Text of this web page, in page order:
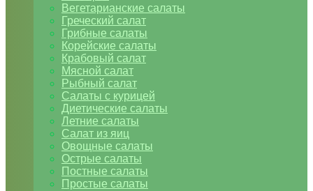
Вегетарианские салаты
Греческий салат
Грибные салаты
Корейские салаты
Крабовый салат
Мясной салат
Рыбный салат
Салаты с курицей
Диетические салаты
Летние салаты
Салат из яиц
Овощные салаты
Острые салаты
Постные салаты
Простые салаты